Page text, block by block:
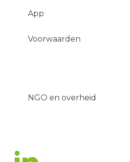
App
Voorwaarden
NGO en overheid